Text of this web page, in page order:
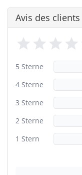
Avis des clients
5 Sterne
4 Sterne
3 Sterne
2 Sterne
1 Stern